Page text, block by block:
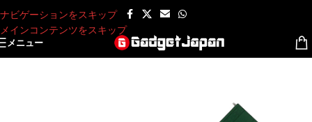
ナビゲーションをスキップ
メインコンテンツをスキップ
メニュー